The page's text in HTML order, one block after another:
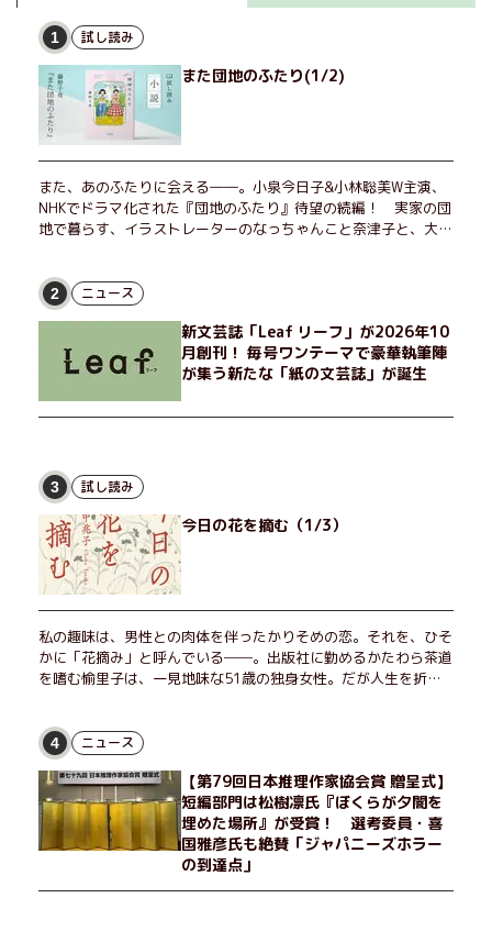
1 試し読み
また団地のふたり(1/2)
また、あのふたりに会える――。小泉今日子&小林聡美W主演、
NHKでドラマ化された『団地のふたり』待望の続編！ 実家の団
地で暮らす、イラストレーターのなっちゃんこと奈津子と、大学
げたり、部屋でふたりだけの「台湾映画祭」を催したり。50代
独身、幼なじみの変わらぬ友情とささやかな幸せの日々を描く。
2 ニュース
新文芸誌「Leaf リーフ」が2026年10
月創刊！ 毎号ワンテーマで豪華執筆陣
が集う新たな「紙の文芸誌」が誕生
3 試し読み
今日の花を摘む（1/3）
私の趣味は、男性との肉体を伴ったかりそめの恋。それを、ひそ
かに「花摘み」と呼んでいる──。出版社に勤めるかたわら茶道
を嗜む愉里子は、一見地味な51歳の独身女性。だが人生を折り
せる男が現れた。茶の湯の粋人、70歳の万江島だ。だが彼に
は、ある秘密があった……。自分の心と身体を偽らない女たちの
姿と、その連帯を描く。赤裸々にして切実な、セクシュアリティ
をめぐる物語。
4 ニュース
【第79回日本推理作家協会賞 贈呈式】
短編部門は松樹凛氏『ぼくらが夕闇を
埋めた場所』が受賞！ 選考委員・喜
国雅彦氏も絶賛「ジャパニーズホラー
の到達点」